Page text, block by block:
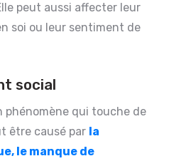
peut aussi affecter leur
soi ou leur sentiment de
social
phénomène qui touche de
être causé par la
le manque de